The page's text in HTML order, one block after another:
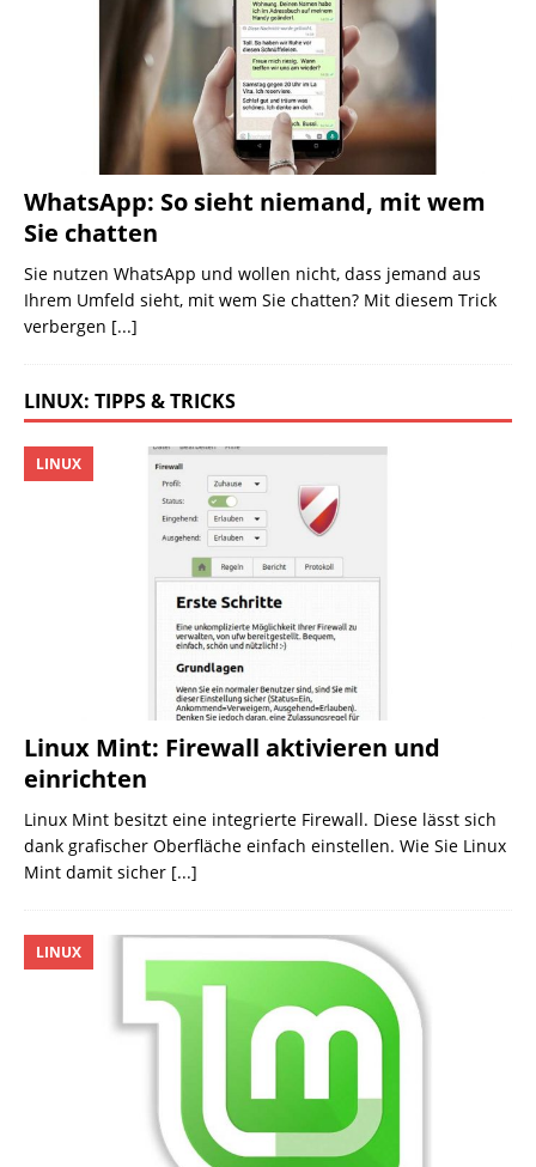
WhatsApp: So sieht niemand, mit wem
Sie chatten
Sie nutzen WhatsApp und wollen nicht, dass jemand aus
Ihrem Umfeld sieht, mit wem Sie chatten? Mit diesem Trick
verbergen [...]
LINUX: TIPPS & TRICKS
Linux Mint: Firewall aktivieren und
einrichten
LINUX
Linux Mint besitzt eine integrierte Firewall. Diese lässt sich
dank grafischer Oberfläche einfach einstellen. Wie Sie Linux
Mint damit sicher [...]
LINUX